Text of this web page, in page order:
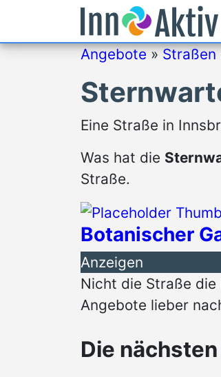
Angebote»Straßen
Eine Straße in
Was hat die
Straße.
Botanischer
Anzeigen
Nicht die Straße
Angebote lieber
Die